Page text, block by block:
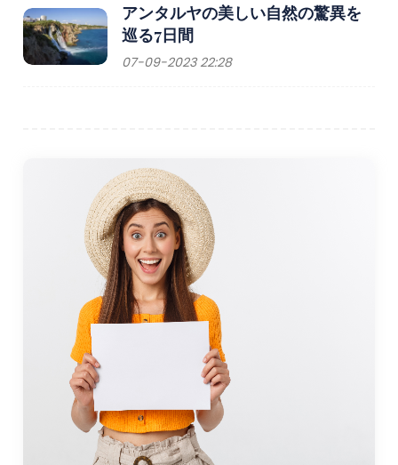
ゴメチの冬（12月から2月）は穏やかで、気温は摂氏10度か
ら15度の範囲で涼しくなります。冬はビーチでのアクティ
ビティには理想的ではないかもしれませんが、特に混雑を
ギョメチは、トルコのエーゲ海沿岸沿いの隠れた宝石であ
り、静かな休暇を提供します。この地域の自然の美しさ、
地元の料理、リラックスした雰囲気を体験したい旅行者。
自然のままのビーチ、オリーブ畑があり、アイワルク、ブ
ルハニエ、ペルガモンなどの近隣の観光スポットにも近い
ゴメチは、リラクゼーションと探検が完璧に融合した場所
穏やかな春に訪れても、活気に満ちた夏に訪れても、ゴメ
チは、海沿いの静かな隠れ家を求めている人に、思い出に
残る充実した旅行体験をお約束します。居心地の良い雰囲
アンタルヤの美しい自然の驚異を
巡る7日間
07-09-2023 22:28